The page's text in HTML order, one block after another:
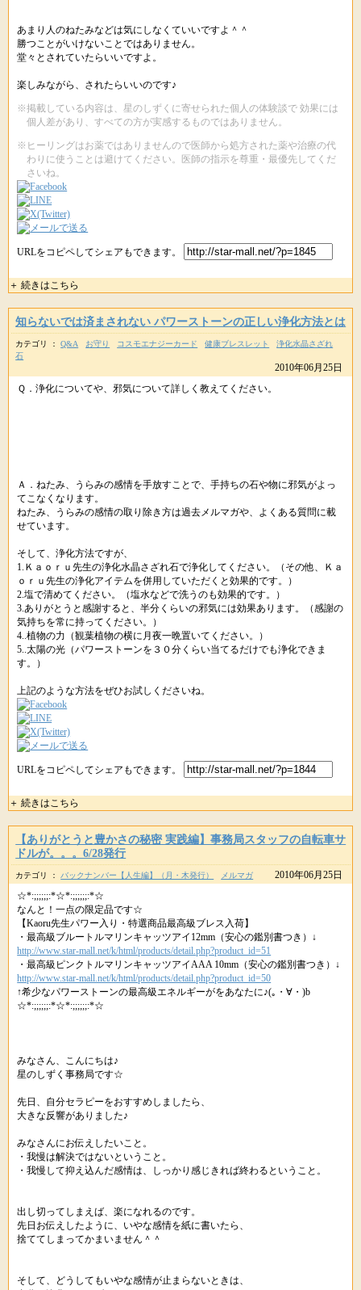
あまり人のねたみなどは気にしなくていいですよ＾＾
勝つことがいけないことではありません。
堂々とされていたらいいですよ。
楽しみながら、されたらいいのです♪
※掲載している内容は、星のしずくに寄せられた個人の体験談で 効果には
個人差があり、すべての方が実感するものではありません。
※ヒーリングはお薬ではありませんので医師から処方された薬や治療の代
わりに使うことは避けてください。医師の指示を尊重・最優先してくだ
さいね。
URLをコピペしてシェアもできます。
＋ 続きはこちら
知らないでは済まされない パワーストーンの正しい浄化方法とは
カテゴリ ：Q&A お守り コスモエナジーカード 健康ブレスレット
浄化水晶さざれ
石
2010年06月25日
Ｑ．浄化についてや、邪気について詳しく教えてください。
Ａ．ねたみ、うらみの感情を手放すことで、手持ちの石や物に邪気がよっ
てこなくなります。
ねたみ、うらみの感情の取り除き方は過去メルマガや、よくある質問に載
せています。
そして、浄化方法ですが、
1.Ｋａｏｒｕ先生の浄化水晶さざれ石で浄化してください。（その他、Ｋａ
ｏｒｕ先生の浄化アイテムを併用していただくと効果的です。）
2.塩で清めてください。（塩水などで洗うのも効果的です。）
3.ありがとうと感謝すると、半分くらいの邪気には効果あります。（感謝の
気持ちを常に持ってください。）
4..植物の力（観葉植物の横に月夜一晩置いてください。）
5..太陽の光（パワーストーンを３０分くらい当てるだけでも浄化できま
す。）
上記のような方法をぜひお試しくださいね。
URLをコピペしてシェアもできます。
＋ 続きはこちら
【ありがとうと豊かさの秘密 実践編】事務局スタッフの自転車サ
ドルが。。。6/28発行
カテゴリ ： バックナンバー【人生編】（月・木発行） メルマガ
2010年06月25日
☆*:;;;;;;:*☆*:;;;;;;:*☆
なんと！一点の限定品です☆
【Kaoru先生パワー入り・特選商品最高級ブレス入荷】
・最高級ブルートルマリンキャッツアイ12mm（安心の鑑別書つき）↓
http://www.star-mall.net/k/html/products/detail.php?product_id=51
・最高級ピンクトルマリンキャッツアイAAA 10mm（安心の鑑別書つき）↓
http://www.star-mall.net/k/html/products/detail.php?product_id=50
↑希少なパワーストーンの最高級エネルギーがをあなたに♪(｡・∀・)b
☆*:;;;;;;:*☆*:;;;;;;:*☆
みなさん、こんにちは♪
星のしずく事務局です☆
先日、自分セラピーをおすすめしましたら、
大きな反響がありました♪
みなさんにお伝えしたいこと。
・我慢は解決ではないということ。
・我慢して抑え込んだ感情は、しっかり感じきれば終わるということ。
出し切ってしまえば、楽になれるのです。
先日お伝えしたように、いやな感情を紙に書いたら、
捨ててしまってかまいません＾＾
そして、どうしてもいやな感情が止まらないときは、